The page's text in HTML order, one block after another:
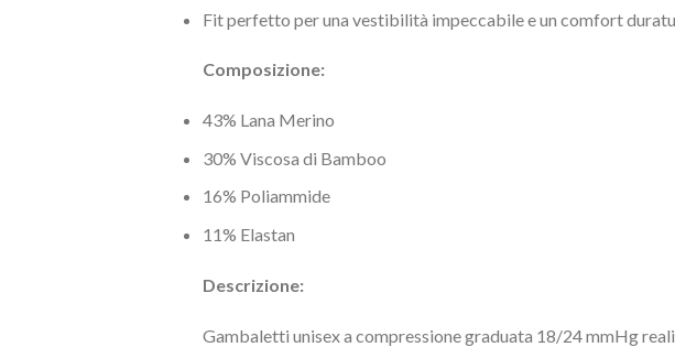
Fit perfetto per una vestibilità impeccabile e un comfort
Composizione:
43% Lana Merino
30% Viscosa di Bamboo
16% Poliammide
11% Elastan
Descrizione:
Gambaletti unisex a compressione graduata 18/24 mmHg